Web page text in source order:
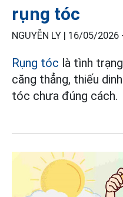
rụng tóc
NGUYỄN LY | 16/05/2026
Rụng tóc là tình
căng thẳng, thiếu
tóc chưa đúng cách.